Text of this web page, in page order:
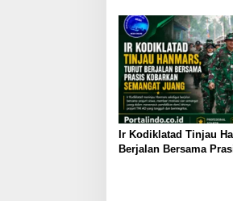
Kemandirian Periode
Ir Kodiklatad Tinjau
Berjalan Bersama